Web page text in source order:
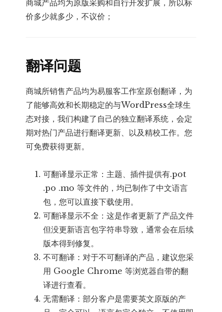
商城产品均为原版采购和自行开发扩展，所以标
价多少就多少，不议价；
翻译问题
商城所销售产品均为易服客工作室原创翻译，为
了能够高效和长期稳定的与WordPress全球生
态对接，我们构建了自己的独立翻译系统，会定
期对热门产品进行翻译更新、以及精校工作。您
可免费获得更新。
可翻译显示正常：主题、插件提供有.pot
.po .mo 等文件的，均已制作了中文语言
包，您可以直接下载使用。
可翻译显示不全：这是作者更新了产品文件
但没更新语言包字符串导致，通常会在后续
版本得到修复。
不可翻译：对于不可翻译的产品，建议您采
用 Google Chrome 等浏览器自带的翻
译进行查看。
无需翻译：部分客户是需要英文原版的产